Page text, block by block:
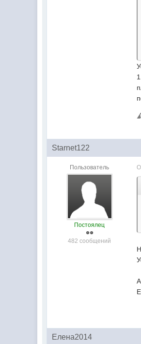
Starnet122
Пользователь
Постоялец
482 сообщений
Елена2014